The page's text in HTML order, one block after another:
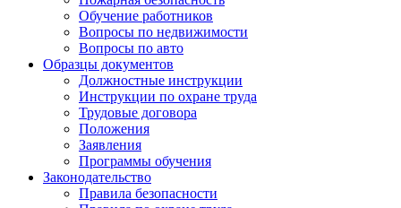
Обучение работников
Вопросы по недвижимости
Вопросы по авто
Образцы документов
Должностные инструкции
Инструкции по охране труда
Трудовые договора
Положения
Заявления
Программы обучения
Законодательство
Правила безопасности